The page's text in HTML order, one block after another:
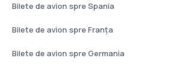
Bilete de avion spre Spania
Bilete de avion spre Franţa
Bilete de avion spre Germania